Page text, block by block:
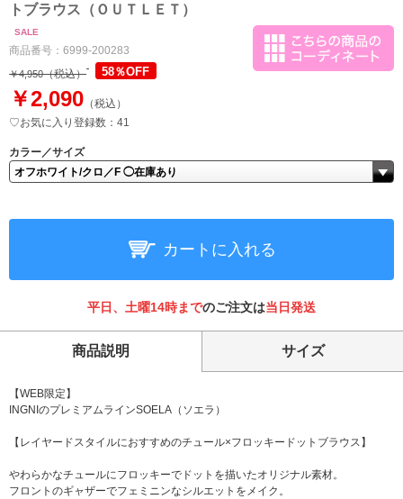
トブラウス（ＯＵＴＬＥＴ）
SALE
商品番号： 6999-200283
￥4,950（税込） 58％OFF
￥2,090 （税込）
♡お気に入り登録数：41
カラー／サイズ
カートに入れる
平日、土曜14時までのご注文は当日発送
商品説明 サイズ
【WEB限定】
INGNIのプレミアムラインSOELA（ソエラ）
【レイヤードスタイルにおすすめのチュール×フロッキードットブラウス】
やわらかなチュールにフロッキーでドットを描いたオリジナル素材。
フロントのギャザーでフェミニンなシルエットをメイク。